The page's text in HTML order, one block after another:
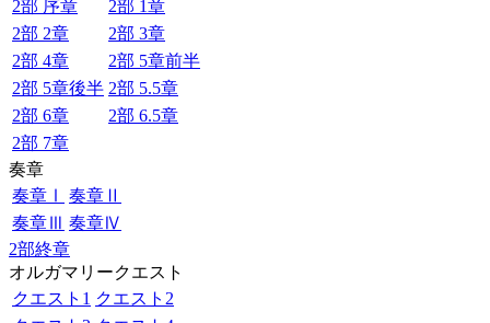
2部 序章
2部 1章
2部 2章
2部 3章
2部 4章
2部 5章前半
2部 5章後半 2部 5.5章
2部 6章
2部 6.5章
2部 7章
奏章
奏章Ⅰ
奏章Ⅱ
奏章Ⅲ 奏章Ⅳ
2部終章
オルガマリークエスト
クエスト1 クエスト2